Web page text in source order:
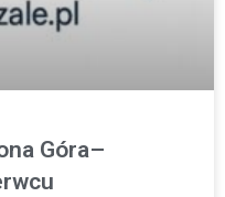
Góra–